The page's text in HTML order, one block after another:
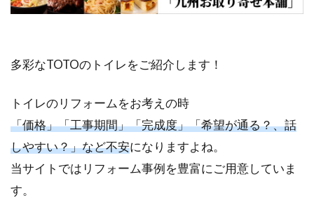
多彩なTOTOのトイレをご紹介します！
トイレのリフォームをお考えの時
「価格」「工事期間」「完成度」「希望が通る？、話
しやすい？」など不安になりますよね。
当サイトではリフォーム事例を豊富にご用意していま
す。